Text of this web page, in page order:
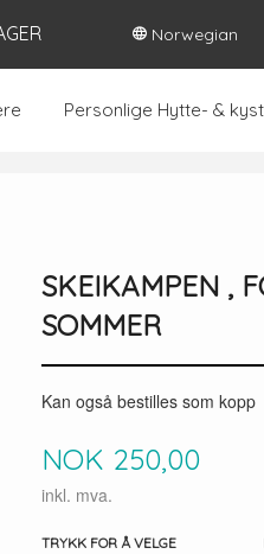
Norwegian
Personlige Hytte- &
SKEIKAMPEN ,
SOMMER
Kan også bestilles som kopp
Pris
NOK 250,00
inkl. mva.
TRYKK FOR Å VELGE